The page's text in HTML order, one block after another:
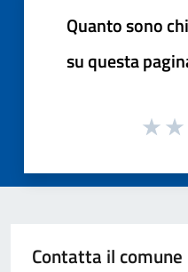
Quanto sono
su questa
Contatta il comune